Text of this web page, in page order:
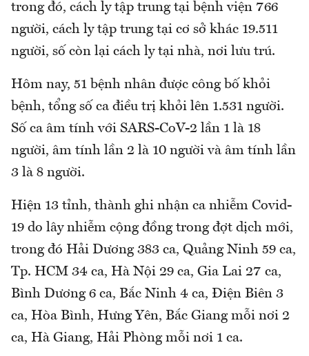
trong đó, cách ly tập trung tại bệnh viện 766
người, cách ly tập trung tại cơ sở khác 19.511
người, số còn lại cách ly tại nhà, nơi lưu trú.
Hôm nay, 51 bệnh nhân được công bố khỏi
bệnh, tổng số ca điều trị khỏi lên 1.531 người.
Số ca âm tính với SARS-CoV-2 lần 1 là 18
người, âm tính lần 2 là 10 người và âm tính lần
3 là 8 người.
Hiện 13 tỉnh, thành ghi nhận ca nhiễm Covid-
19 do lây nhiễm cộng đồng trong đợt dịch mới,
trong đó Hải Dương 383 ca, Quảng Ninh 59 ca,
Tp. HCM 34 ca, Hà Nội 29 ca, Gia Lai 27 ca,
Bình Dương 6 ca, Bắc Ninh 4 ca, Điện Biên 3
ca, Hòa Bình, Hưng Yên, Bắc Giang mỗi nơi 2
ca, Hà Giang, Hải Phòng mỗi nơi 1 ca.